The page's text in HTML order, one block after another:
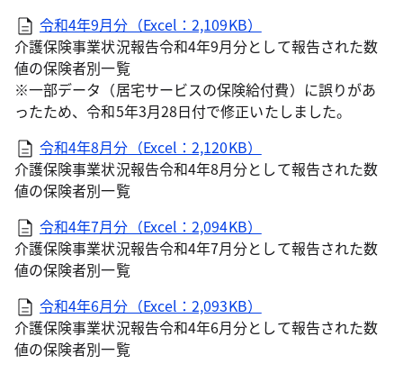
令和4年9月分（Excel：2,109KB）
介護保険事業状況報告令和4年9月分として報告された数
値の保険者別一覧
※一部データ（居宅サービスの保険給付費）に誤りがあ
ったため、令和5年3月28日付で修正いたしました。
令和4年8月分（Excel：2,120KB）
介護保険事業状況報告令和4年8月分として報告された数
値の保険者別一覧
令和4年7月分（Excel：2,094KB）
介護保険事業状況報告令和4年7月分として報告された数
値の保険者別一覧
令和4年6月分（Excel：2,093KB）
介護保険事業状況報告令和4年6月分として報告された数
値の保険者別一覧